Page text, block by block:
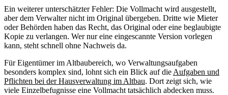
Ein weiterer unterschätzter Fehler: Die Vollmacht wird ausgestellt,
aber dem Verwalter nicht im Original übergeben. Dritte wie Mieter
oder Behörden haben das Recht, das Original oder eine beglaubigte
Kopie zu verlangen. Wer nur eine eingescannte Version vorlegen
kann, steht schnell ohne Nachweis da.
Für Eigentümer im Altbaubereich, wo Verwaltungsaufgaben
besonders komplex sind, lohnt sich ein Blick auf die Aufgaben und
Pflichten bei der Hausverwaltung im Altbau. Dort zeigt sich, wie
viele Einzelbefugnisse eine Vollmacht tatsächlich abdecken muss.